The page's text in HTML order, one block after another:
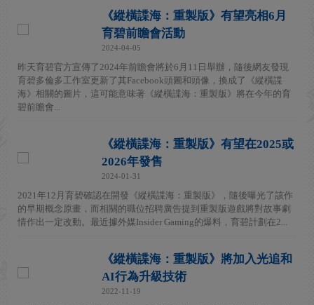
《縱橫諜海：重製版》有望亮相6月
育碧前瞻會活動
2024-04-05
昨天育碧官方宣傳了2024年前瞻會將於6月11日舉辦，隨後網友發現
育碧多倫多工作室更新了其Facebook頭圖和頭像，換成了《縱橫諜
海》相關的圖片，這可能意味著《縱橫諜海：重製版》將在今年的育
碧前瞻會...
《縱橫諜海：重製版》有望在2025或
2026年發售
2024-01-31
2021年12月育碧確認在開發《縱橫諜海：重製版》，隨後曝光了該作
的早期概念原畫，而相關的職位招聘廣告提到重製版遊戲將對故事劇
情作出一定改動。最近據外媒Insider Gaming的爆料，育碧計劃在2...
《縱橫諜海：重製版》將加入光追和
AI行為升級技術
2022-11-19